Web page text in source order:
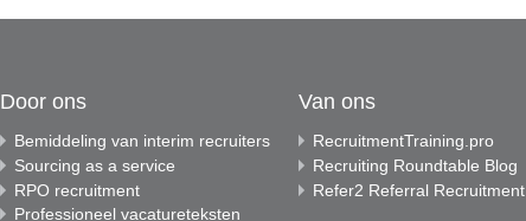
Door ons
Bemiddeling van interim recruiters
Sourcing as a service
RPO recruitment
Professioneel vacatureteksten
Van ons
RecruitmentTraining.pro
Recruiting Roundtable Blog
Refer2 Referral Recruitment